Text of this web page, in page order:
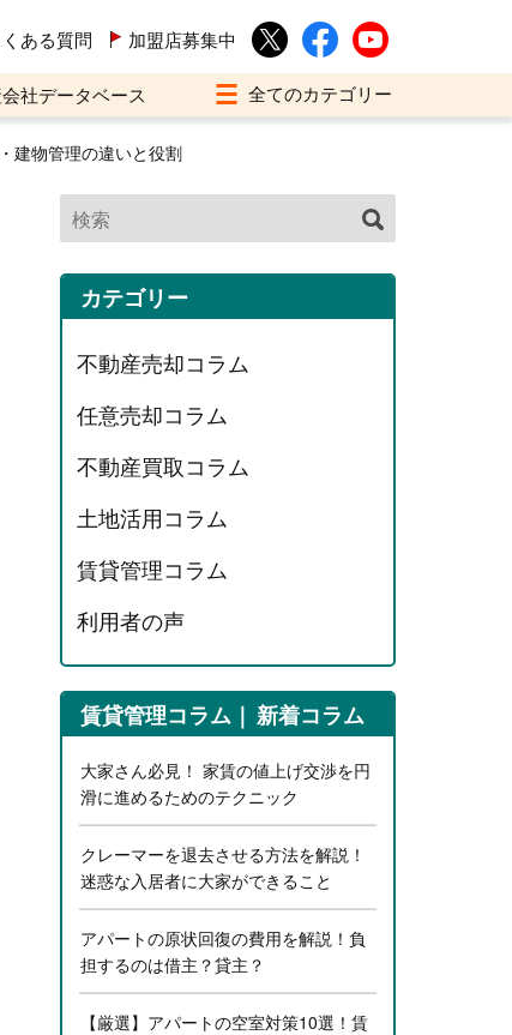
ある質問 加盟店募集中
社データベース
建物管理の違いと役割
カテゴリー
不動産売却コラム
任意売却コラム
不動産買取コラム
土地活用コラム
賃貸管理コラム
利用者の声
賃貸管理コラム 新着コラム
大家さん必見！ 家賃の値上げ交渉を円
滑に進めるためのテクニック
クレーマーを退去させる方法を解説！
迷惑な入居者に大家ができること
アパートの原状回復の費用を解説！負
担するのは借主？貸主？
【厳選】アパートの空室対策10選！賃